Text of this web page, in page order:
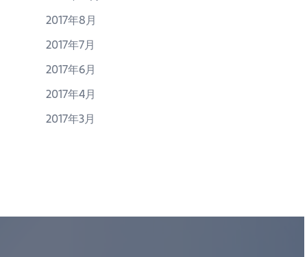
2017年8月
2017年7月
2017年6月
2017年4月
2017年3月